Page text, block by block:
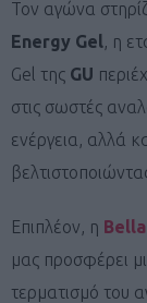
Τον αγώνα
Energy Gel, η
Gel της GU
στις σωστές
ενέργεια, αλλά
Επιπλέον, η
μας προσφέρει
τερματισμό του